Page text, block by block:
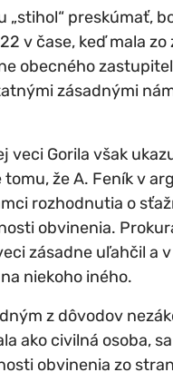
„stihol“ preskúmať,
v čase, keď mala
obecného
zásadnými
Gorila však
že A. Feník v
rozhodnutia o
obvinenia.
zásadne uľahčil a
niekoho iného.
z dôvodov
ako civilná osoba,
obvinenia zo